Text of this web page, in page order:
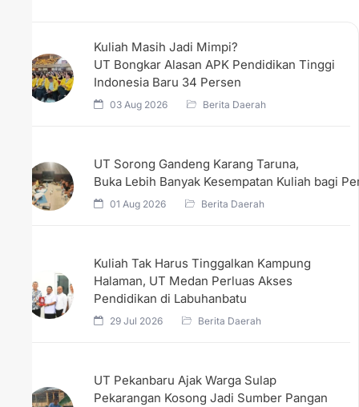
Kuliah Masih Jadi Mimpi?
UT Bongkar Alasan APK Pendidikan Tinggi
Indonesia Baru 34 Persen
03 Aug 2026 Berita Daerah
UT Sorong Gandeng Karang Taruna,
Buka Lebih Banyak Kesempatan Kuliah bagi
01 Aug 2026 Berita Daerah
Kuliah Tak Harus Tinggalkan Kampung
Halaman, UT Medan Perluas Akses
Pendidikan di Labuhanbatu
29 Jul 2026 Berita Daerah
UT Pekanbaru Ajak Warga Sulap
Pekarangan Kosong Jadi Sumber Pangan